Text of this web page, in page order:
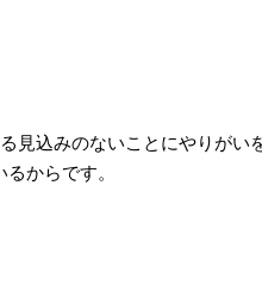
見込みのないことにやりがい
からです。